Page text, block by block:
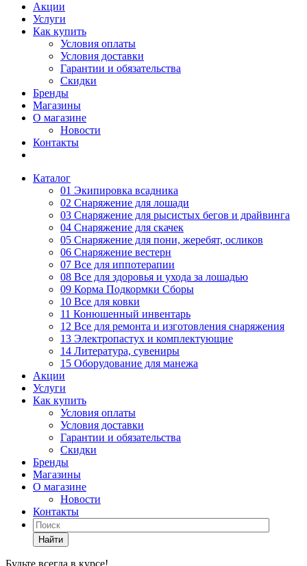
Акции
Услуги
Как купить
Условия оплаты
Условия доставки
Гарантии и обязательства
Скидки
Бренды
Магазины
О магазине
Новости
Контакты
Каталог
01 Экипировка всадника
02 Снаряжение для лошади
03 Снаряжение для рысистых бегов и драйвинга
04 Снаряжение для скачек
05 Снаряжение для пони, жеребят, осликов
06 Снаряжение вестерн
07 Все для иппотерапии
08 Все для здоровья и ухода за лошадью
09 Корма Подкормки Сборы
10 Все для ковки
11 Конюшенный инвентарь
12 Все для ремонта и изготовления снаряжения
13 Электропастух и комплектующие
14 Литература, сувениры
15 Оборудование для манежа
Акции
Услуги
Как купить
Условия оплаты
Условия доставки
Гарантии и обязательства
Скидки
Бренды
Магазины
О магазине
Новости
Контакты
Найти
Будьте всегда в курсе!